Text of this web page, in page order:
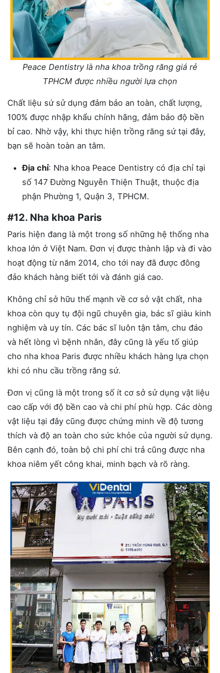
Peace Dentistry là nha khoa trồng răng giá rẻ
TPHCM được nhiều người lựa chọn
Chất liệu sứ sử dụng đảm bảo an toàn, chất lượng,
100% được nhập khẩu chính hãng, đảm bảo độ bền
bỉ cao. Nhờ vậy, khi thực hiện trồng răng sứ tại đây,
bạn sẽ hoàn toàn an tâm.
Địa chỉ: Nha khoa Peace Dentistry có địa chỉ tại
số 147 Đường Nguyễn Thiện Thuật, thuộc địa
phận Phường 1, Quận 3, TPHCM.
#12. Nha khoa Paris
Paris hiện đang là một trong số những hệ thống nha
khoa lớn ở Việt Nam. Đơn vị được thành lập và đi vào
hoạt động từ năm 2014, cho tới nay đã được đông
đảo khách hàng biết tới và đánh giá cao.
Không chỉ sở hữu thế mạnh về cơ sở vật chất, nha
khoa còn quy tụ đội ngũ chuyên gia, bác sĩ giàu kinh
nghiệm và uy tín. Các bác sĩ luôn tận tâm, chu đáo
và hết lòng vì bệnh nhân, đây cũng là yếu tố giúp
cho nha khoa Paris được nhiều khách hàng lựa chọn
khi có nhu cầu trồng răng sứ.
Đơn vị cũng là một trong số ít cơ sở sử dụng vật liệu
cao cấp với độ bền cao và chi phí phù hợp. Các dòng
vật liệu tại đây cũng được chứng minh về độ tương
thích và độ an toàn cho sức khỏe của người sử dụng.
Bên cạnh đó, toàn bộ chi phí chi trả cũng được nha
khoa niêm yết công khai, minh bạch và rõ ràng.